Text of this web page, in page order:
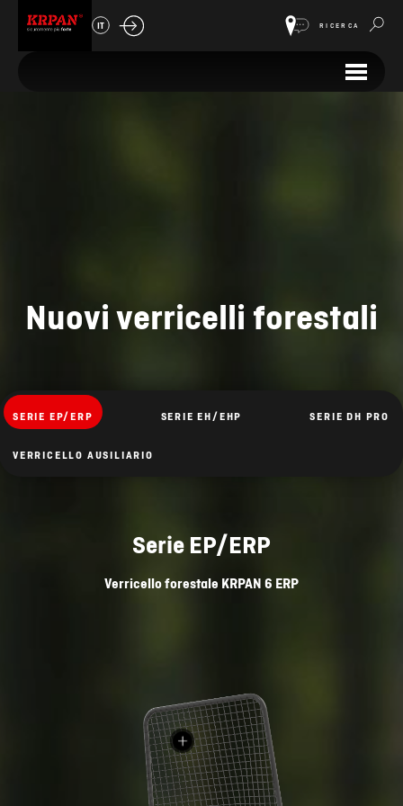
IT RICERCA
Nuovi verricelli forestali
SERIE EP/ERP SERIE EH/EHP SERIE DH PRO
VERRICELLO AUSILIARIO
Serie EP/ERP
Verricello forestale KRPAN 6 ERP